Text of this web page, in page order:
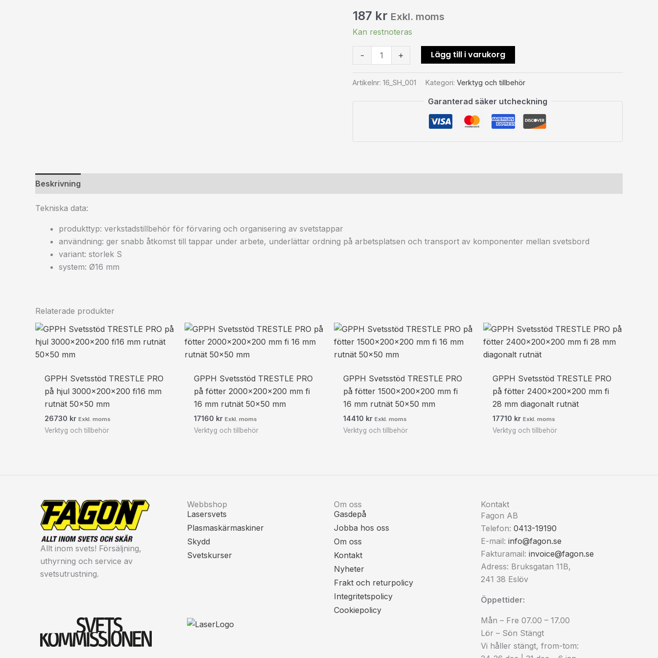
187 kr Exkl. moms
Kan restnoteras
-
mängd
+ Lägg till i varukorg
Artikelnr: 16_SH_001 Kategori: Verktyg och tillbehör
Garanterad säker utcheckning
Beskrivning
Tekniska data:
produkttyp: verkstadstillbehör för förvaring och organisering av svetstappar
användning: ger snabb åtkomst till tappar under arbete, underlättar ordning på arbetsplatsen och transport av komponenter mellan svetsbord
variant: storlek S
system: Ø16 mm
Relaterade produkter
GPPH Svetsstöd TRESTLE PRO
på hjul 3000x200x200 fi16 mm
rutnät 50×50 mm
26730 kr Exkl. moms
Verktyg och tillbehör
GPPH Svetsstöd TRESTLE PRO
på fötter 2000x200x200 mm fi
16 mm rutnät 50×50 mm
17160 kr Exkl. moms
Verktyg och tillbehör
GPPH Svetsstöd TRESTLE PRO
på fötter 1500x200x200 mm fi
16 mm rutnät 50×50 mm
14410 kr Exkl. moms
Verktyg och tillbehör
GPPH Svetsstöd TRESTLE PRO
på fötter 2400x200x200 mm fi
28 mm diagonalt rutnät
17710 kr Exkl. moms
Verktyg och tillbehör
Allt inom svets! Försäljning,
uthyrning och service av
svetsutrustning.
Webbshop
Lasersvets
Plasmaskärmaskiner
Skydd
Svetskurser
Om oss
Gasdepå
Jobba hos oss
Om oss
Kontakt
Nyheter
Frakt och returpolicy
Integritetspolicy
Cookiepolicy
Kontakt
Fagon AB
Telefon: 0413-19190
E-mail: info@fagon.se
Fakturamail: invoice@fagon.se
Adress: Bruksgatan 11B,
241 38 Eslöv
Öppettider:
Mån – Fre 07.00 – 17.00
Lör – Sön Stängt
Vi håller stängt, from-tom: